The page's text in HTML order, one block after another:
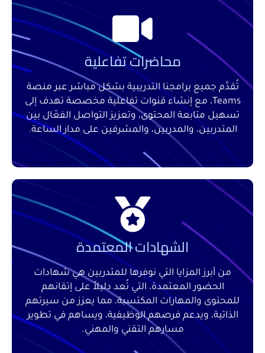
محاضرات تفاعلية
تُقدَّم جميع برامجنا التدريبية بشكل مباشر عبر منصة
Teams، مع إنشاء قنوات تفاعلية مخصصة تهدف إلى
تسهيل متابعة المحتوى، وتعزيز التواصل الفعّال بين
المتدربين، والمدربين، والمشرفين على مدار الساعة.
الشهادات المعتمدة
من أبرز المزايا التي نوفرها للمتدربين هي شهادات
الحضور المعتمدة، التي تُعد دليلاً على إتقانهم
للمحتوى والمهارات المكتسبة، مما يعزز من سيرتهم
الذاتية، ويدعم فرصهم الوظيفية، ويساهم في تطوير
مسارهم التقني والمهني.